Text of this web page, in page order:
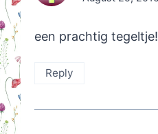
een prachtig tegeltje!
Reply